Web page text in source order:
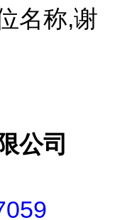
名称,谢
公司